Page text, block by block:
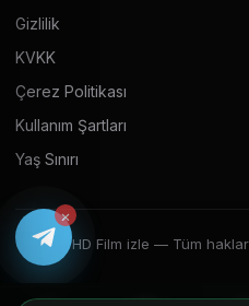
Gizlilik
KVKK
Çerez Politikası
Kullanım Şartları
Yaş Sınırı
© 2026 HD Film izle — Tüm hakları
×